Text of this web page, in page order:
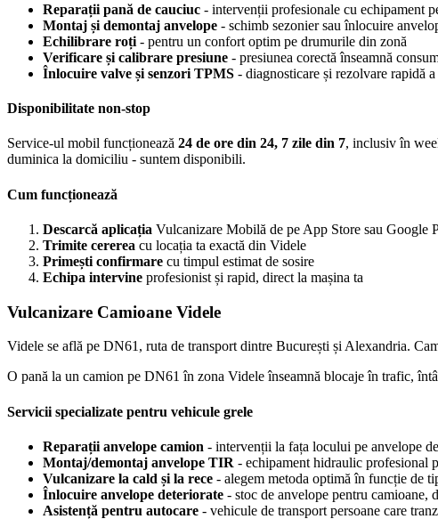
Reparații pană de cauciuc - intervenții profesionale cu echipament
Montaj și demontaj anvelope - schimb sezonier sau înlocuire
Echilibrare roți - pentru un confort optim pe drumurile din zonă
Verificare și calibrare presiune - presiunea corectă înseamnă
Înlocuire valve și senzori TPMS - diagnosticare și rezolvare rapidă
Disponibilitate non-stop
Service-ul mobil funcționează 24 de ore din 24, 7 zile din 7, inclusiv în
duminica la domiciliu - suntem disponibili.
Cum funcționează
Descarcă aplicația Vulcanizare Mobilă de pe App Store sau Google
Trimite cererea cu locația ta exactă din Videle
Primești confirmare cu timpul estimat de sosire
Echipa intervine profesionist și rapid, direct la mașina ta
Vulcanizare Camioane Videle
Videle se află pe DN61, ruta de transport dintre București și Alexandria.
O pană la un camion pe DN61 în zona Videle înseamnă blocaje în trafic,
Servicii specializate pentru vehicule grele
Reparații anvelope camion - intervenții la fața locului pe anvelope
Montaj/demontaj anvelope TIR - echipament hidraulic profesional
Vulcanizare la cald și la rece - alegem metoda optimă în funcție de
Înlocuire anvelope deteriorate - stoc de anvelope pentru camioane,
Asistență pentru autocare - vehicule de transport persoane care